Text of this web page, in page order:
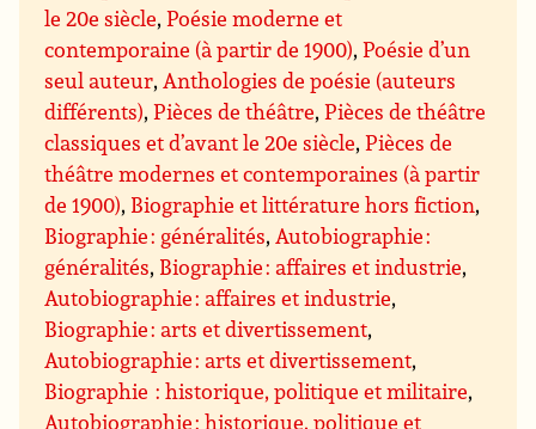
le 20e siècle,Poésie moderne et
contemporaine (à partir de 1900),Poésie d’un
seul auteur,Anthologies de poésie (auteurs
différents),Pièces de théâtre,Pièces de théâtre
classiques et d’avant le 20e siècle,Pièces de
théâtre modernes et contemporaines (à partir
de 1900), Biographie et littérature hors fiction,
Biographie : généralités,Autobiographie :
généralités, Biographie : affaires et industrie,
Autobiographie : affaires et industrie,
Biographie : arts et divertissement,
Autobiographie : arts et divertissement,
Biographie : historique, politique et militaire,
Autobiographie : historique, politique et